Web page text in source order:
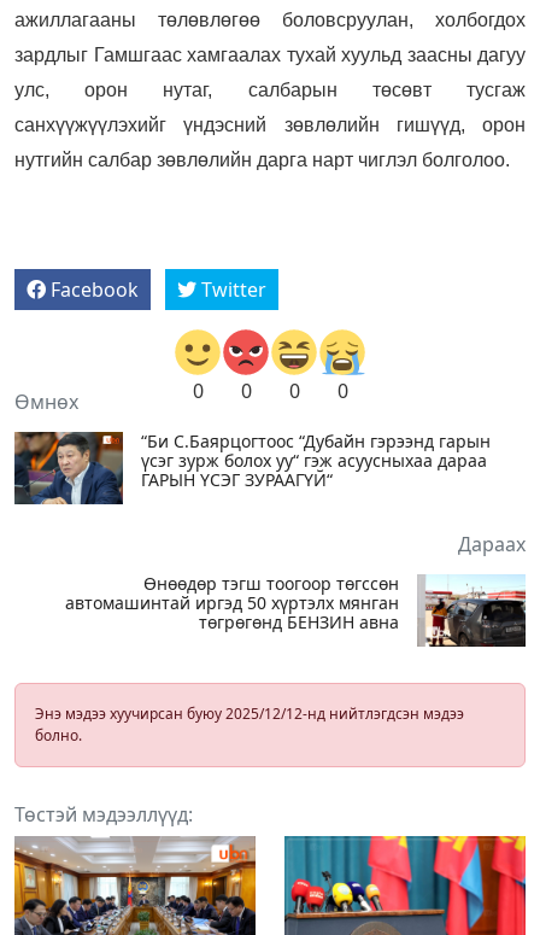
ажиллагааны төлөвлөгөө боловсруулан, холбогдох
зардлыг Гамшгаас хамгаалах тухай хуульд заасны дагуу
улс, орон нутаг, салбарын төсөвт тусгаж
санхүүжүүлэхийг үндэсний зөвлөлийн гишүүд, орон
нутгийн салбар зөвлөлийн дарга нарт чиглэл болголоо.
Facebook Twitter
0 0 0 0
Өмнөх
“Би С.Баярцогтоос “Дубайн гэрээнд гарын
үсэг зурж болох уу“ гэж асуусныхаа дараа
ГАРЫН ҮСЭГ ЗУРААГҮЙ“
Дараах
Өнөөдөр тэгш тоогоор төгссөн
автомашинтай иргэд 50 хүртэлх мянган
төгрөгөнд БЕНЗИН авна
Энэ мэдээ хуучирсан буюу 2025/12/12-нд нийтлэгдсэн мэдээ
болно.
Төстэй мэдээллүүд: